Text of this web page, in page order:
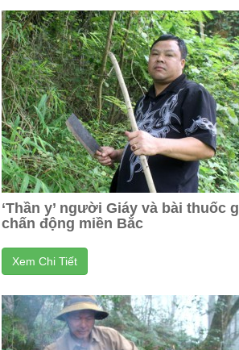
‘Thần y’ người Giáy và bài thuốc
chấn động miền Bắc
Xem Chi Tiết